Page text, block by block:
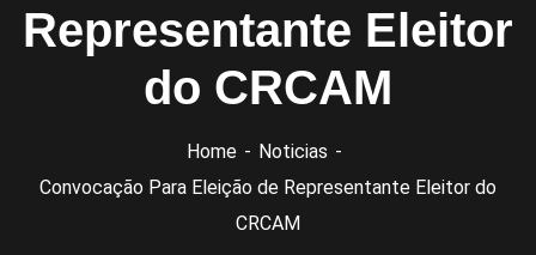
Representante Eleitor
do CRCAM
Home
Noticias
Convocação Para Eleição de Representante Eleitor do
CRCAM